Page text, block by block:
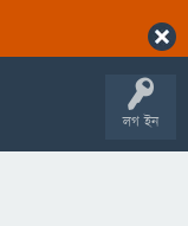
লগ ইন